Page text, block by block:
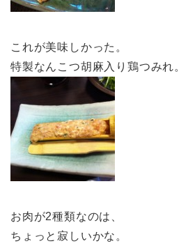
これが美味しかった。
特製なんこつ胡麻入り鶏つみれ。
お肉が2種類なのは、
ちょっと寂しいかな。